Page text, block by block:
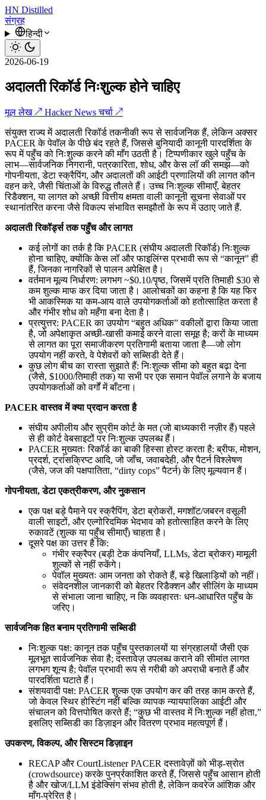
HN Distilled
संग्रह
हिन्दी
2026-06-19
अदालती रिकॉर्ड निःशुल्क होने चाहिए
मूल लेख ↗ Hacker News चर्चा ↗
संयुक्त राज्य में अदालती रिकॉर्ड तकनीकी रूप से सार्वजनिक हैं, लेकिन अक्सर
PACER के पेवॉल के पीछे बंद रहते हैं, जिससे बुनियादी कानूनी पारदर्शिता के
रूप में पहुँच को निःशुल्क करने की माँग उठती है। टिप्पणीकार खुले पहुँच के
लाभ—सार्वजनिक निगरानी, पत्रकारिता, शोध, और केस लॉ की समझ—को
गोपनीयता, डेटा स्क्रैपिंग, और अदालतों की आईटी प्रणालियों की लागत कौन
वहन करे, जैसी चिंताओं के विरुद्ध तौलते हैं। उच्च निःशुल्क सीमाएँ, बेहतर
रिडैक्शन, या लागत को अच्छी वित्तीय क्षमता वाली कानूनी सूचना सेवाओं पर
स्थानांतरित करना जैसे विकल्प संभावित समझौतों के रूप में उठाए जाते हैं.
अदालती रिकॉर्ड्स तक पहुँच और लागत
कई लोगों का तर्क है कि PACER (संघीय अदालती रिकॉर्ड) निःशुल्क
होना चाहिए, क्योंकि केस लॉ और फाइलिंग्स प्रभावी रूप से “कानून” ही
हैं, जिनका नागरिकों से पालन अपेक्षित है।
वर्तमान मूल्य निर्धारण: लगभग ~$0.10/पृष्ठ, जिसमें प्रति तिमाही $30 से
कम शुल्क माफ कर दिया जाता है। आलोचकों का कहना है कि यह फिर
भी आकस्मिक या कम-आय वाले उपयोगकर्ताओं को हतोत्साहित करता है
और गंभीर शोध को महँगा बना देता है।
प्रत्युत्तर: PACER का उपयोग “बहुत अधिक” वकीलों द्वारा किया जाता
है, जो अपेक्षाकृत अच्छी-खासी कमाई करने वाला समूह है; करों के माध्यम
से लागत का पूरा समाजीकरण प्रतिगामी बताया जाता है—जो लोग
उपयोग नहीं करते, वे पेशेवरों को सब्सिडी देते हैं।
कुछ लोग बीच का रास्ता सुझाते हैं: निःशुल्क सीमा को बहुत बढ़ा देना
(जैसे, $1000/तिमाही तक) या सभी पर एक समान पेवॉल लगाने के बजाय
उपयोगकर्ताओं को वर्गों में बाँटना।
PACER वास्तव में क्या प्रदान करता है
संघीय अपीलीय और सुप्रीम कोर्ट के मत (जो बाध्यकारी नज़ीर हैं) पहले
से ही कोर्ट वेबसाइटों पर निःशुल्क उपलब्ध हैं।
PACER मुख्यतः रिकॉर्ड का बाकी हिस्सा होस्ट करता है: ब्रीफ, मोशन,
प्रदर्श, ट्रांसक्रिप्ट आदि, जो जाँच, जवाबदेही, और पैटर्न विश्लेषण
(जैसे, जज की पक्षपातिता, “dirty cops” पैटर्न) के लिए मूल्यवान हैं।
गोपनीयता, डेटा एकत्रीकरण, और नुकसान
एक पक्ष बड़े पैमाने पर स्क्रैपिंग, डेटा ब्रोकरों, मगशॉट/जबरन वसूली
वाली साइटों, और एल्गोरिदमिक भेदभाव को हतोत्साहित करने के लिए
रुकावटें (शुल्क या पहुँच सीमाएँ) चाहता है।
दूसरे पक्ष का उत्तर है कि:
गंभीर स्क्रैपर (बड़ी टेक कंपनियाँ, LLMs, डेटा ब्रोकर) मामूली
शुल्कों से नहीं रुकेंगे।
पेवॉल मुख्यतः आम जनता को रोकते हैं, बड़े खिलाड़ियों को नहीं।
संवेदनशील जानकारी को बेहतर रिडैक्शन और सीलिंग के माध्यम
से संभाला जाना चाहिए, न कि व्यवहारतः धन-आधारित पहुँच के
जरिए।
सार्वजनिक हित बनाम प्रतिगामी सब्सिडी
निःशुल्क पक्ष: कानून तक पहुँच पुस्तकालयों या संग्रहालयों जैसी एक
मूलभूत सार्वजनिक सेवा है; दस्तावेज़ उपलब्ध कराने की सीमांत लागत
लगभग शून्य है; पेवॉल प्रभावी रूप से गरीबी को अपराधी बनाते हैं और
पारदर्शिता घटाते हैं।
संशयवादी पक्ष: PACER शुल्क एक उपयोग कर की तरह काम करते हैं,
जो केवल स्थिर होस्टिंग नहीं बल्कि व्यापक न्यायपालिका आईटी और
संचालन को वित्तपोषित करते हैं; “कुछ भी वास्तव में निःशुल्क नहीं होता,”
इसलिए सब्सिडी का डिज़ाइन और वितरण प्रभाव महत्वपूर्ण हैं।
उपकरण, विकल्प, और सिस्टम डिज़ाइन
RECAP और CourtListener PACER दस्तावेज़ों को भीड़-स्रोत
(crowdsource) करके पुनर्प्रकाशित करते हैं, जिससे पहुँच आसान होती
है और खोज/LLM इंडेक्सिंग संभव होती है, लेकिन कवरेज आंशिक और
माँग-प्रेरित है।